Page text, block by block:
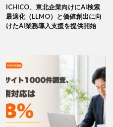
ICHICO、東北企業向けにAI検索
最適化（LLMO）と価値創出に向
けたAI業務導入支援を提供開始